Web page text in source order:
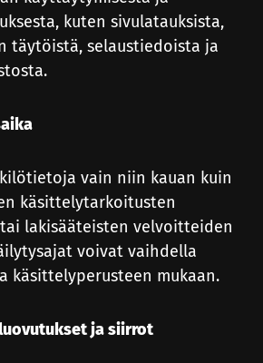
kuten sivulatauksista,
täytöistä, selaustiedoista ja
vain niin kauan kuin
käsittelytarkoitusten
lakisääteisten velvoitteiden
voivat vaihdella
käsittelyperusteen mukaan.
ja siirrot